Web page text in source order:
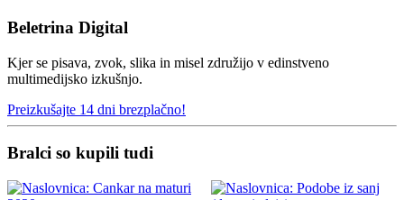
Beletrina Digital
Kjer se pisava, zvok, slika in misel združijo v edinstveno
multimedijsko izkušnjo.
Preizkušajte 14 dni brezplačno!
Bralci so kupili tudi